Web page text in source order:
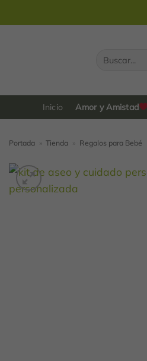
al
Inicio Amor y Amistad
Portada » Tienda » Regalos para Bebé